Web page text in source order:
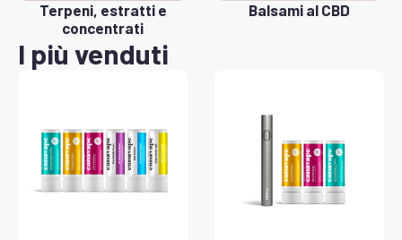
Terpeni, estratti e
concentrati
Balsami al CBD
I più venduti